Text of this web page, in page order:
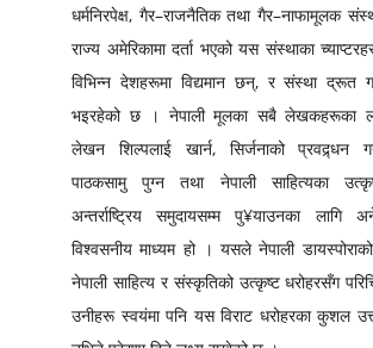
धर्मनिरपेक्ष, गैर–राजनैतिक तथा गैर–नाफामूलक
राज्य अमेरिकामा दर्ता भएको यस संस्थाका
विभिन्न देशहरूमा विद्यमान छन्, र संस्था द्रूत
भइरहेको छ । नेपाली मूलका सबै लेखकहरूका
लेखन शिल्पलाई खार्न, सिर्जनाको प्रवद्र्धन
पाठकसामु पुग्न तथा नेपाली साहित्यका
अन्तर्राष्ट्रिय समुदायसम्म पु¥याउनका लागि
विश्वसनीय माध्यम हो । यसले नेपाली
नेपाली साहित्य र संस्कृतिको उत्कृष्ट धरोहरसँग
उनीहरू स्वयंमा पनि यस विराट धरोहरका कुशल